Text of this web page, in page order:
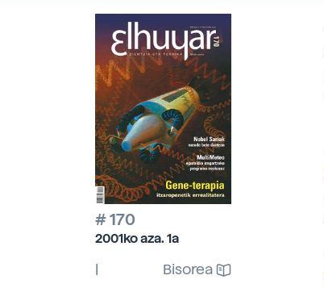
# 170
2001ko aza. 1a
| Bisorea